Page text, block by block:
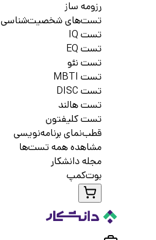
رزومه ساز
تست‌های شخصیت‌شناسی
تست IQ
تست EQ
تست نئو
تست MBTI
تست DISC
تست هالند
تست کلیفتون
قطب‌نمای برنامه‌نویسی
مشاهده همه تست‌ها
مجله دانشکار
بوت‌کمپ